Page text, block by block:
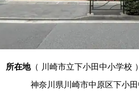
所在地（ 川崎市立下小田中小学校 ）
神奈川県川崎市中原区下小